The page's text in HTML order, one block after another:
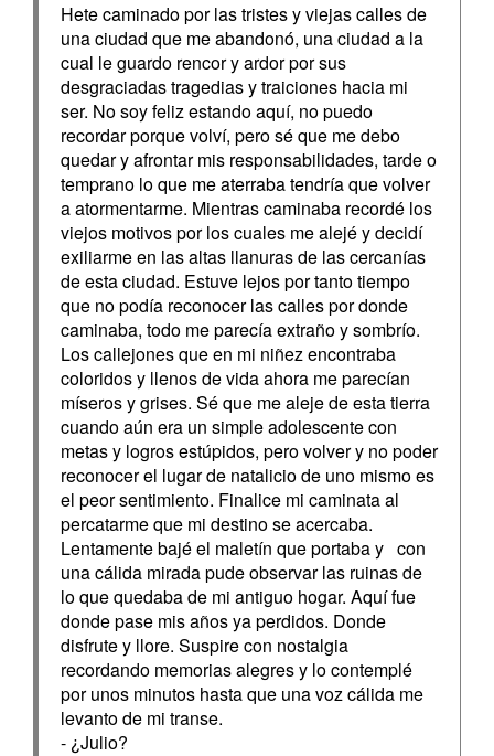
Hete caminado por las tristes y viejas calles de
una ciudad que me abandonó, una ciudad a la
cual le guardo rencor y ardor por sus
desgraciadas tragedias y traiciones hacia mi
ser. No soy feliz estando aquí, no puedo
recordar porque volví, pero sé que me debo
quedar y afrontar mis responsabilidades, tarde o
temprano lo que me aterraba tendría que volver
a atormentarme. Mientras caminaba recordé los
viejos motivos por los cuales me alejé y decidí
exiliarme en las altas llanuras de las cercanías
de esta ciudad. Estuve lejos por tanto tiempo
que no podía reconocer las calles por donde
caminaba, todo me parecía extraño y sombrío.
Los callejones que en mi niñez encontraba
coloridos y llenos de vida ahora me parecían
míseros y grises. Sé que me aleje de esta tierra
cuando aún era un simple adolescente con
metas y logros estúpidos, pero volver y no poder
reconocer el lugar de natalicio de uno mismo es
el peor sentimiento. Finalice mi caminata al
percatarme que mi destino se acercaba.
Lentamente bajé el maletín que portaba y con
una cálida mirada pude observar las ruinas de
lo que quedaba de mi antiguo hogar. Aquí fue
donde pase mis años ya perdidos. Donde
disfrute y llore. Suspire con nostalgia
recordando memorias alegres y lo contemplé
por unos minutos hasta que una voz cálida me
levanto de mi transe.
- ¿Julio?